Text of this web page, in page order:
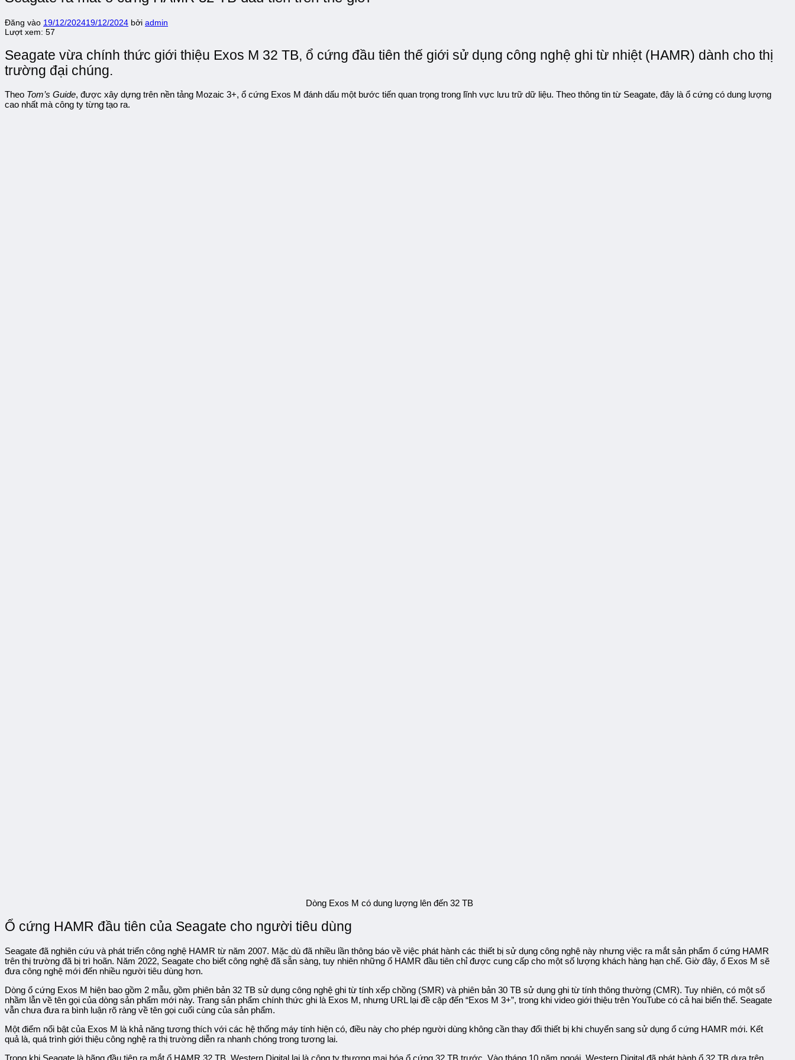
Đăng vào 19/12/202419/12/2024 bởi admin
Lượt xem: 57
Seagate vừa chính thức giới thiệu Exos M 32 TB, ổ cứng đầu tiên thế giới sử dụng công nghệ ghi từ nhiệt (HAMR) dành cho thị
trường đại chúng.
Theo Tom’s Guide, được xây dựng trên nền tảng Mozaic 3+, ổ cứng Exos M đánh dấu một bước tiến quan trọng trong lĩnh vực lưu trữ dữ liệu. Theo thông tin từ Seagate, đây là ổ cứng có dung lượng
cao nhất mà công ty từng tạo ra.
Dòng Exos M có dung lượng lên đến 32 TB
Ổ cứng HAMR đầu tiên của Seagate cho người tiêu dùng
Seagate đã nghiên cứu và phát triển công nghệ HAMR từ năm 2007. Mặc dù đã nhiều lần thông báo về việc phát hành các thiết bị sử dụng công nghệ này nhưng việc ra mắt sản phẩm ổ cứng HAMR
trên thị trường đã bị trì hoãn. Năm 2022, Seagate cho biết công nghệ đã sẵn sàng, tuy nhiên những ổ HAMR đầu tiên chỉ được cung cấp cho một số lượng khách hàng hạn chế. Giờ đây, ổ Exos M sẽ
đưa công nghệ mới đến nhiều người tiêu dùng hơn.
Dòng ổ cứng Exos M hiện bao gồm 2 mẫu, gồm phiên bản 32 TB sử dụng công nghệ ghi từ tính xếp chồng (SMR) và phiên bản 30 TB sử dụng ghi từ tính thông thường (CMR). Tuy nhiên, có một số
nhầm lẫn về tên gọi của dòng sản phẩm mới này. Trang sản phẩm chính thức ghi là Exos M, nhưng URL lại đề cập đến “Exos M 3+”, trong khi video giới thiệu trên YouTube có cả hai biến thể. Seagate
vẫn chưa đưa ra bình luận rõ ràng về tên gọi cuối cùng của sản phẩm.
Một điểm nổi bật của Exos M là khả năng tương thích với các hệ thống máy tính hiện có, điều này cho phép người dùng không cần thay đổi thiết bị khi chuyển sang sử dụng ổ cứng HAMR mới. Kết
quả là, quá trình giới thiệu công nghệ ra thị trường diễn ra nhanh chóng trong tương lai.
Trong khi Seagate là hãng đầu tiên ra mắt ổ HAMR 32 TB, Western Digital lại là công ty thương mại hóa ổ cứng 32 TB trước. Vào tháng 10 năm ngoái, Western Digital đã phát hành ổ 32 TB dựa trên